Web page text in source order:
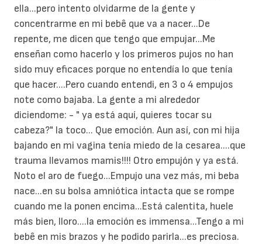
ella...pero intento olvidarme de la gente y
concentrarme en mi bebê que va a nacer...De
repente, me dicen que tengo que empujar...Me
enseñan como hacerlo y los primeros pujos no han
sido muy eficaces porque no entendía lo que tenía
que hacer....Pero cuando entendi, en 3 o 4 empujos
note como bajaba. La gente a mi alrededor
diciendome: - " ya está aquí, quieres tocar su
cabeza?" la toco... Que emoción. Aun así, con mi hija
bajando en mi vagina tenía miedo de la cesarea....que
trauma llevamos mamis!!!! Otro empujón y ya está.
Noto el aro de fuego...Empujo una vez más, mi beba
nace...en su bolsa amniótica intacta que se rompe
cuando me la ponen encima...Está calentita, huele
más bien, lloro....la emoción es immensa...Tengo a mi
bebê en mis brazos y he podido parirla...es preciosa.